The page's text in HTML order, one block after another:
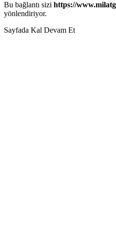
Bu bağlantı sizi https://
yönlendiriyor.
Sayfada Kal Devam Et